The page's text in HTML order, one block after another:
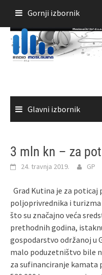
sadržaja
Gornji izbornik
Glavni izbornik
3 mln kn – za
24. travnja 2019. GP
Grad Kutina je za poticaj
poljoprivrednika i turizma
što su značajno veća
prethodnih godina,
gospodarstvo održanoj u
malo poduzetništvo bile
za sufinanciranje